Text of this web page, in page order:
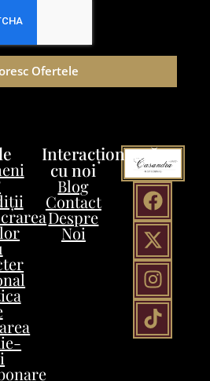
Ofertele
Interacționează
cu noi
Blog
Contact
Despre
Noi